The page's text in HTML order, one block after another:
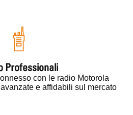
Professionali
con le radio Motorola
e affidabili sul mercato